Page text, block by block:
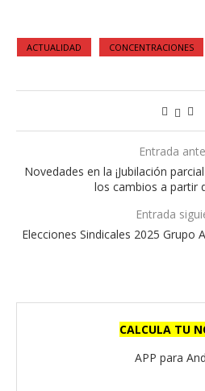
ACTUALIDAD CONCENTRACIONES
Entrada
Novedades en la ¡Jubilación
los cambios a partir
Entrada
Elecciones Sindicales 2025 Grupo
CALCULA TU
APP para